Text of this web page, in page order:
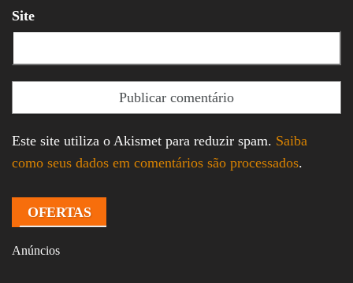
Site
Este site utiliza o Akismet para reduzir spam. Saiba
como seus dados em comentários são processados.
OFERTAS
Anúncios